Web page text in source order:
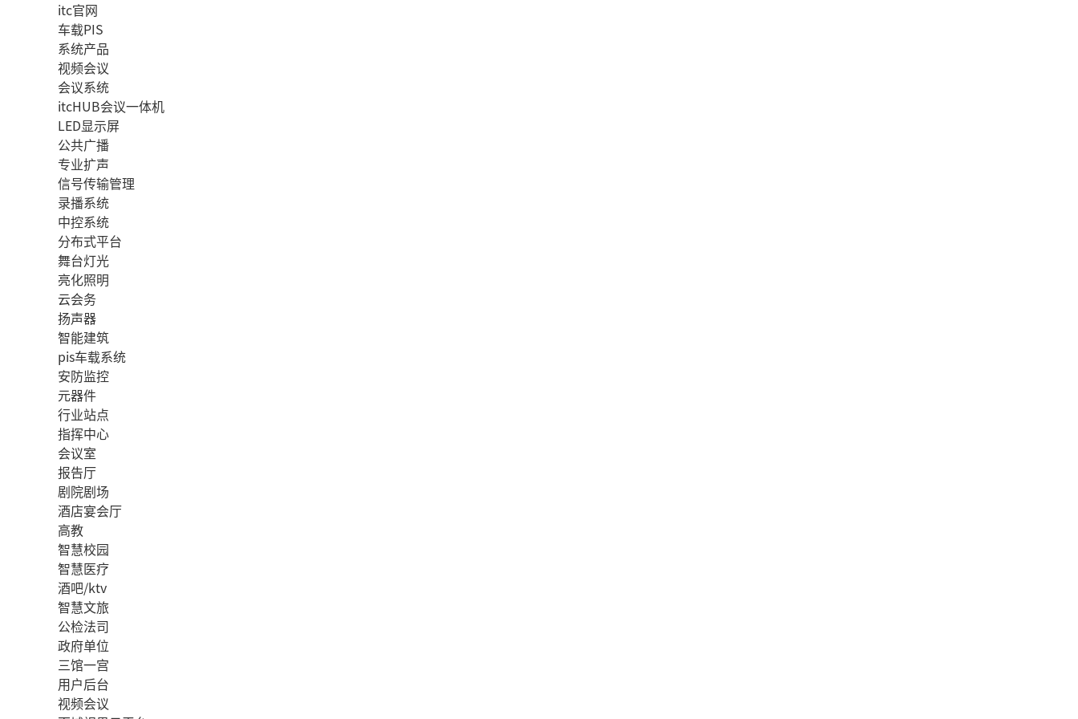
itc官网
车载PIS
系统产品
视频会议
会议系统
itcHUB会议一体机
LED显示屏
公共广播
专业扩声
信号传输管理
录播系统
中控系统
分布式平台
舞台灯光
亮化照明
云会务
扬声器
智能建筑
pis车载系统
安防监控
元器件
行业站点
指挥中心
会议室
报告厅
剧院剧场
酒店宴会厅
高教
智慧校园
智慧医疗
酒吧/ktv
智慧文旅
公检法司
政府单位
三馆一宫
用户后台
视频会议